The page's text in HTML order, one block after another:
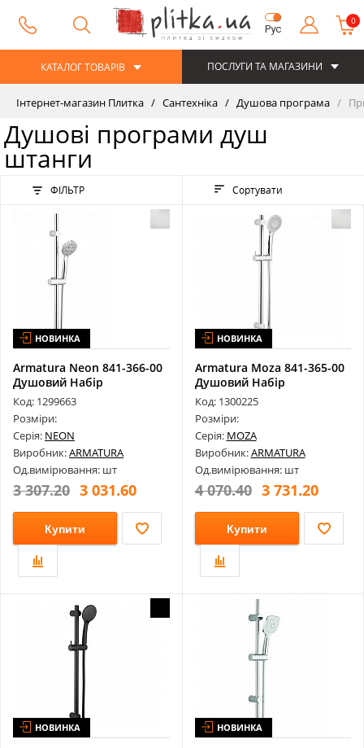
Рус
0
КАТАЛОГ ТОВАРІВ ПОСЛУГИ ТА МАГАЗИНИ
Інтернет-магазин Плитка Сантехніка Душова програма
Душові програми душ
штанги
ФІЛЬТР Сортувати
НОВИНКА
Armatura Neon 841-366-00
Душовий Набір
Код: 1299663
Розміри:
Серія: NEON
Виробник:ARMATURA
Од.вимірювання: шт
3 307.20 3 031.60
Купити
НОВИНКА
Armatura Moza 841-365-00
Душовий Набір
Код: 1300225
Розміри:
Серія: MOZA
Виробник:ARMATURA
Од.вимірювання: шт
4 070.40 3 731.20
Купити
НОВИНКА НОВИНКА